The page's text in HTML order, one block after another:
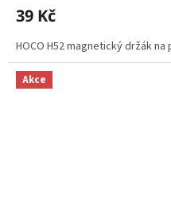
39 Kč
HOCO H52 magnetický držák
Akce